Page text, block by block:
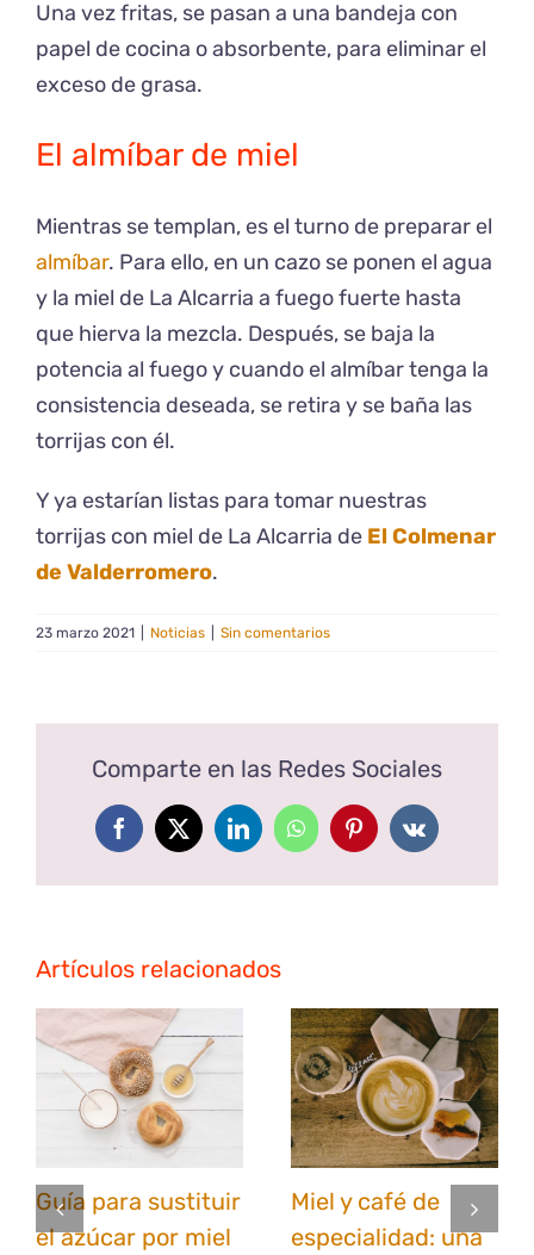
Una vez fritas, se pasan a una bandeja con
papel de cocina o absorbente, para eliminar el
exceso de grasa.
El almíbar de miel
Mientras se templan, es el turno de preparar el
almíbar. Para ello, en un cazo se ponen el agua
y la miel de La Alcarria a fuego fuerte hasta
que hierva la mezcla. Después, se baja la
potencia al fuego y cuando el almíbar tenga la
consistencia deseada, se retira y se baña las
torrijas con él.
Y ya estarían listas para tomar nuestras
torrijas con miel de La Alcarria de El Colmenar
de Valderromero.
23 marzo 2021 Noticias Sin comentarios
Comparte en las Redes Sociales
Facebook
X LinkedInWhatsAppPinterestVk
Artículos relacionados
Guía para sustituir
el azúcar por miel
Miel y café de
especialidad: una